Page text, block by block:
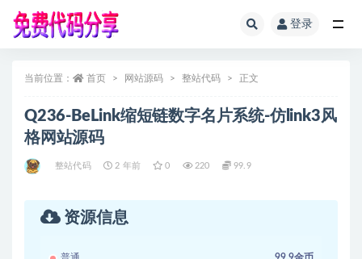
登录
当前位置： 首页 网站源码 整站代码 正文
Q236-BeLink缩短链数字名片系统-仿link3风
格网站源码
整站代码 2 年前 0 220 99.9
资源信息